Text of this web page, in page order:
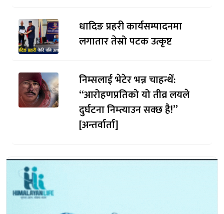
धादिङ प्रहरी कार्यसम्पादनमा
लगातार तेस्रो पटक उत्कृष्ट
निम्सलाई भेटेर भन्न चाहन्थेँ:
“आरोहणप्रतिको यो तीव्र लयले
दुर्घटना निम्त्याउन सक्छ है!”
[अन्तर्वार्ता]